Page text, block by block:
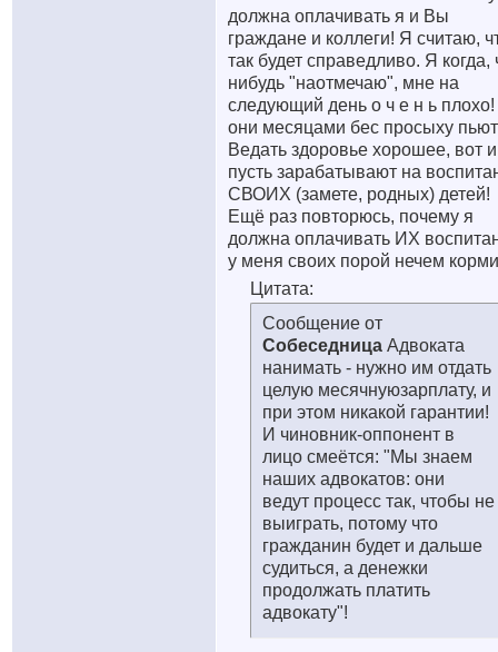
должна оплачивать я и Вы
граждане и коллеги! Я считаю,
так будет справедливо. Я когда,
нибудь "наотмечаю", мне на
следующий день о ч е н ь
они месяцами бес просыху
Ведать здоровье хорошее, вот и
пусть зарабатывают на
СВОИХ (замете, родных) детей!
Ещё раз повторюсь, почему я
должна оплачивать ИХ
у меня своих порой нечем
Цитата:
Сообщение от
Собеседница Адвоката
нанимать - нужно им отдать
целую месячнуюзарплату, и
при этом никакой гарантии!
И чиновник-оппонент в
лицо смеётся: "Мы знаем
наших адвокатов: они
ведут процесс так, чтобы не
выиграть, потому что
гражданин будет и дальше
судиться, а денежки
продолжать платить
адвокату"!